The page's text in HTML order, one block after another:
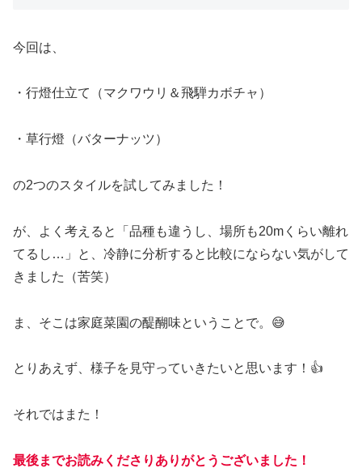
今回は、
・行燈仕立て（マクワウリ＆飛騨カボチャ）
・草行燈（バターナッツ）
の2つのスタイルを試してみました！
が、よく考えると「品種も違うし、場所も20mくらい離れ
てるし…」と、冷静に分析すると比較にならない気がして
きました（苦笑）
ま、そこは家庭菜園の醍醐味ということで。😅
とりあえず、様子を見守っていきたいと思います！👍
それではまた！
最後までお読みくださりありがとうございました！